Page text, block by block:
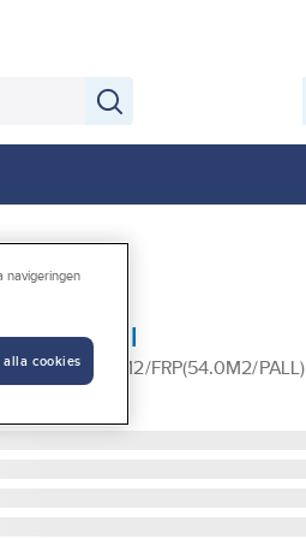
Rockwool
3.0M2/FRP(54.0M2/PALL)
navigeringen
alla cookies